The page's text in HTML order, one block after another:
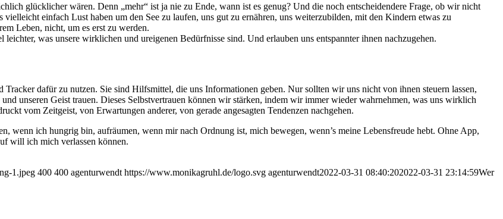
glücklicher wären. Denn „mehr“ ist ja nie zu Ende, wann ist es genug? Und die noch entscheidendere Frage, ob wir nicht
einfach Lust haben um den See zu laufen, uns gut zu ernähren, uns weiterzubilden, mit den Kindern etwas zu
Leben, nicht, um es erst zu werden.
was unsere wirklichen und ureigenen Bedürfnisse sind. Und erlauben uns entspannter ihnen nachzugehen.
Tracker dafür zu nutzen. Sie sind Hilfsmittel, die uns Informationen geben. Nur sollten wir uns nicht von ihnen steuern lassen,
unseren Geist trauen. Dieses Selbstvertrauen können wir stärken, indem wir immer wieder wahrnehmen, was uns wirklich
vom Zeitgeist, von Erwartungen anderer, von gerade angesagten Tendenzen nachgehen.
wenn ich hungrig bin, aufräumen, wenn mir nach Ordnung ist, mich bewegen, wenn’s meine Lebensfreude hebt. Ohne App,
will ich mich verlassen können.
1.jpeg 400 400 agenturwendt https://www.monikagruhl.de/logo.svg agenturwendt2022-03-31 08:40:202022-03-31 23:14:59Wer